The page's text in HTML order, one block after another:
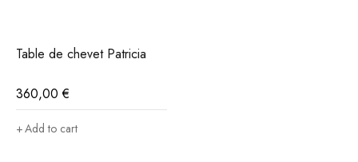
Table de chevet Patricia
360,00€
Add to cart